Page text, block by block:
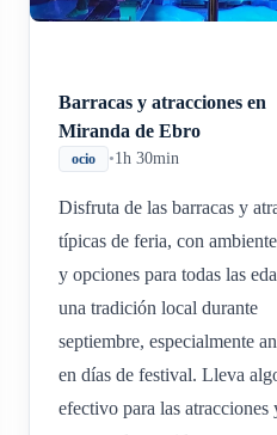
Barracas y atracciones en
Miranda de Ebro
ocio •1h 30min
Disfruta de las barracas y
típicas de feria, con
y opciones para todas las
una tradición local durante
septiembre, especialmente
en días de festival. Lleva
efectivo para las atracciones